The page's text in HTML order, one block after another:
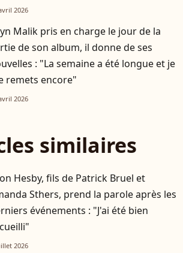
2026
Malik pris en charge le jour de la
de son album, il donne de ses
: "La semaine a été longue et je
remets encore"
2026
similaires
Hesby, fils de Patrick Bruel et
Sthers, prend la parole après les
événements : "J'ai été bien
2026